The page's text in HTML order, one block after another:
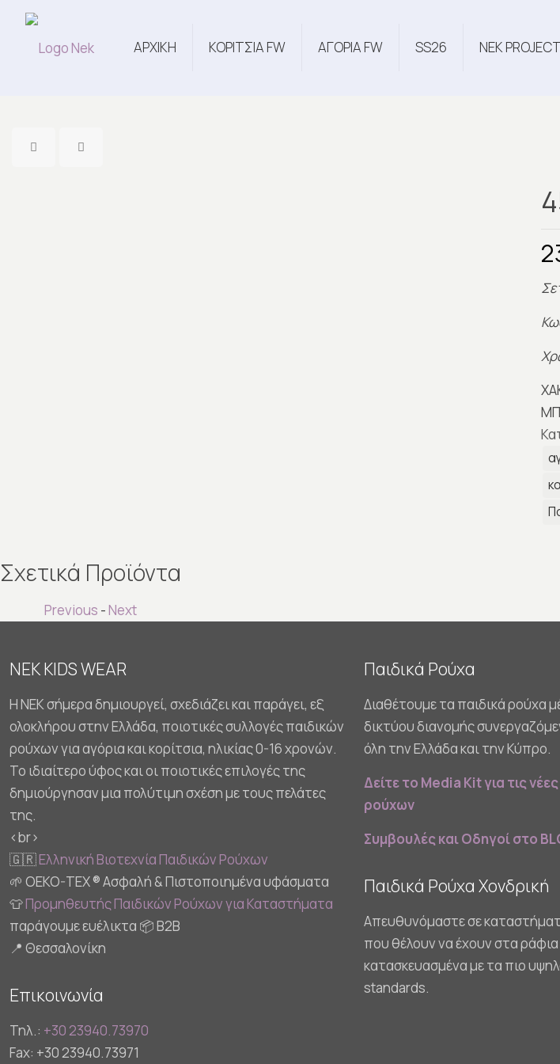
ΑΡΧΙΚΗ ΚΟΡΙΤΣΙΑ FW ΑΓΟΡΙΑ FW SS26 NEK PROJECT
Σχετικά Προϊόντα
Previous -Next
NEK KIDS WEAR
Η NEK σήμερα δημιουργεί, σχεδιάζει και παράγει, εξ
ολοκλήρου στην Ελλάδα, ποιοτικές συλλογές παιδικών
ρούχων για αγόρια και κορίτσια, ηλικίας 0-16 χρονών.
Το ιδιαίτερο ύφος και οι ποιοτικές επιλογές της
δημιούργησαν μια πολύτιμη σχέση με τους πελάτες
της.
<br>
🇬🇷Ελληνική Βιοτεχνία Παιδικών Ρούχων
🌱 OEKO-TEX ® Ασφαλή & Πιστοποιημένα υφάσματα
👕Προμηθευτής Παιδικών Ρούχων για Καταστήματα
παράγουμε ευέλικτα 📦 B2B
📍 Θεσσαλονίκη
Επικοινωνία
Τηλ.: +30 23940.73970
Fax: +30 23940.73971
Παιδικά Ρούχα
Διαθέτουμε τα παιδικά ρούχα
δικτύου διανομής
όλη την Ελλάδα και την Κύπρο.
Δείτε το Media Kit για τις
ρούχων
Συμβουλές και Οδηγοί στο
Παιδικά Ρούχα Χονδρική
Απευθυνόμαστε σε
που θέλουν να έχουν στα
κατασκευασμένα με τα πιο
standards.